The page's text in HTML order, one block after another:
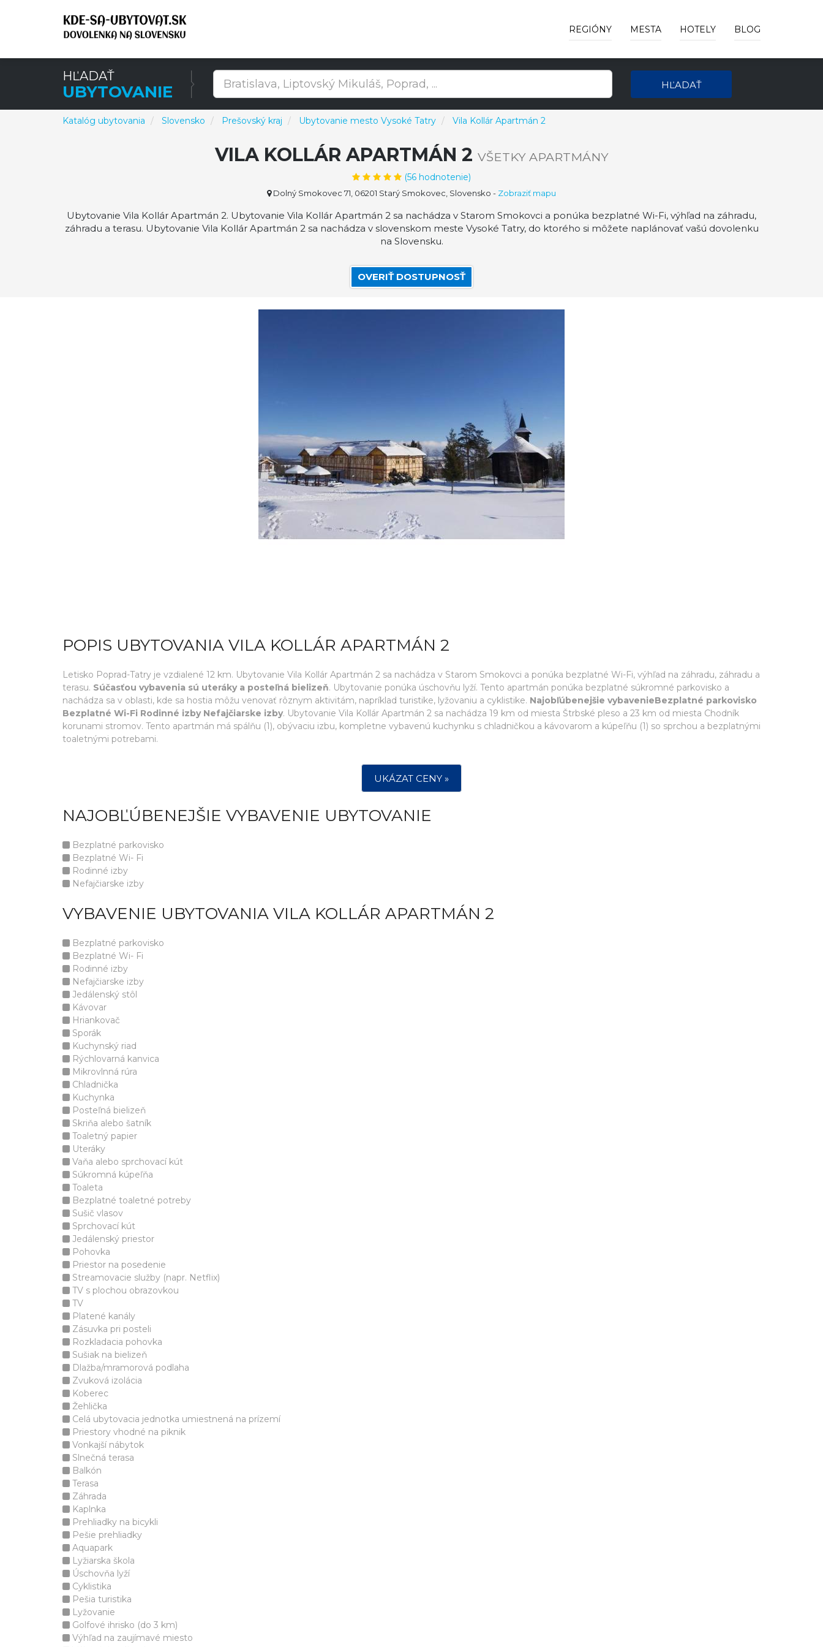
REGIÓNY MESTA HOTELY BLOG
HĽADAŤ
UBYTOVANIE HĽADAŤ
Katalóg ubytovania Slovensko Prešovský kraj Ubytovanie mesto Vysoké Tatry Vila Kollár Apartmán 2
VILA KOLLÁR APARTMÁN 2 VŠETKY APARTMÁNY
(56 hodnotenie)
Dolný Smokovec 71, 06201 Starý Smokovec, Slovensko - Zobraziť mapu
Ubytovanie Vila Kollár Apartmán 2. Ubytovanie Vila Kollár Apartmán 2 sa nachádza v Starom Smokovci a ponúka bezplatné Wi-Fi, výhľad na záhradu,
záhradu a terasu. Ubytovanie Vila Kollár Apartmán 2 sa nachádza v slovenskom meste Vysoké Tatry, do ktorého si môžete naplánovať vašú dovolenku
na Slovensku.
OVERIŤ DOSTUPNOSŤ
POPIS UBYTOVANIA VILA KOLLÁR APARTMÁN 2
Letisko Poprad-Tatry je vzdialené 12 km. Ubytovanie Vila Kollár Apartmán 2 sa nachádza v Starom Smokovci a ponúka bezplatné Wi-Fi, výhľad na záhradu, záhradu a
terasu. Súčasťou vybavenia sú uteráky a posteľná bielizeň. Ubytovanie ponúka úschovňu lyží. Tento apartmán ponúka bezplatné súkromné parkovisko a
nachádza sa v oblasti, kde sa hostia môžu venovať rôznym aktivitám, napríklad turistike, lyžovaniu a cyklistike. Najobľúbenejšie vybavenieBezplatné parkovisko
Bezplatné Wi-Fi Rodinné izby Nefajčiarske izby. Ubytovanie Vila Kollár Apartmán 2 sa nachádza 19 km od miesta Štrbské pleso a 23 km od miesta Chodník
korunami stromov. Tento apartmán má spálňu (1), obývaciu izbu, kompletne vybavenú kuchynku s chladničkou a kávovarom a kúpeľňu (1) so sprchou a bezplatnými
toaletnými potrebami.
UKÁZAT CENY »
NAJOBĽÚBENEJŠIE VYBAVENIE UBYTOVANIE
Bezplatné parkovisko
Bezplatné Wi- Fi
Rodinné izby
Nefajčiarske izby
VYBAVENIE UBYTOVANIA VILA KOLLÁR APARTMÁN 2
Bezplatné parkovisko
Bezplatné Wi- Fi
Rodinné izby
Nefajčiarske izby
Jedálenský stôl
Kávovar
Hriankovač
Sporák
Kuchynský riad
Rýchlovarná kanvica
Mikrovlnná rúra
Chladnička
Kuchynka
Posteľná bielizeň
Skriňa alebo šatník
Toaletný papier
Uteráky
Vaňa alebo sprchovací kút
Súkromná kúpeľňa
Toaleta
Bezplatné toaletné potreby
Sušič vlasov
Sprchovací kút
Jedálenský priestor
Pohovka
Priestor na posedenie
Streamovacie služby (napr. Netflix)
TV s plochou obrazovkou
TV
Platené kanály
Zásuvka pri posteli
Rozkladacia pohovka
Sušiak na bielizeň
Dlažba/mramorová podlaha
Zvuková izolácia
Koberec
Žehlička
Celá ubytovacia jednotka umiestnená na prízemí
Priestory vhodné na piknik
Vonkajší nábytok
Slnečná terasa
Balkón
Terasa
Záhrada
Kaplnka
Prehliadky na bicykli
Pešie prehliadky
Aquapark
Lyžiarska škola
Úschovňa lyží
Cyklistika
Pešia turistika
Lyžovanie
Golfové ihrisko (do 3 km)
Výhľad na zaujímavé miesto